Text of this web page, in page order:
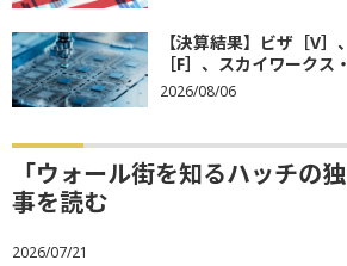
【決算結果】ビザ［V
［F］、スカイワーク
2026/08/06
「ウォール街を知るハッチの
事を読む
2026/07/21